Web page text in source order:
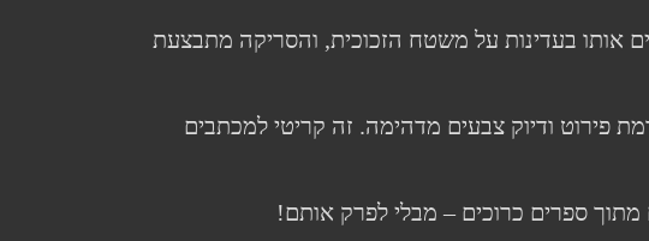
אותו בעדינות על משטח הזכוכית, והסריקה מתבצעת
פירוט ודיוק צבעים מדהימה. זה קריטי למכתבים
מתוך ספרים כרוכים – מבלי לפרק אותם!